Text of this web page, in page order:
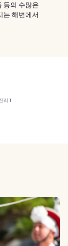
등의 수많은
는 해변에서
리 1